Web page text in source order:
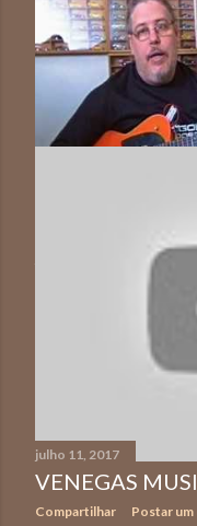
REGISTRO DO
CAPTADORES
MALAGOLI
Postar
julho 11, 2017
VENEGAS
Compartilhar Postar